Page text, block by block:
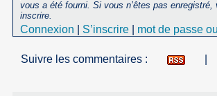
vous a été fourni. Si vous n’êtes pas enregistré,
inscrire.
Connexion S’inscrire mot de passe
Suivre les commentaires :